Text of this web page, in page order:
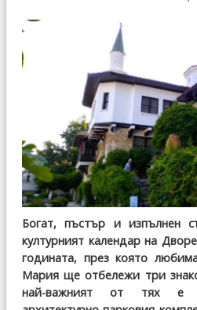
Богат, пъстър и изпълнен
културният календар на
годината, през която
Мария ще отбележи три
най-важният от тях е